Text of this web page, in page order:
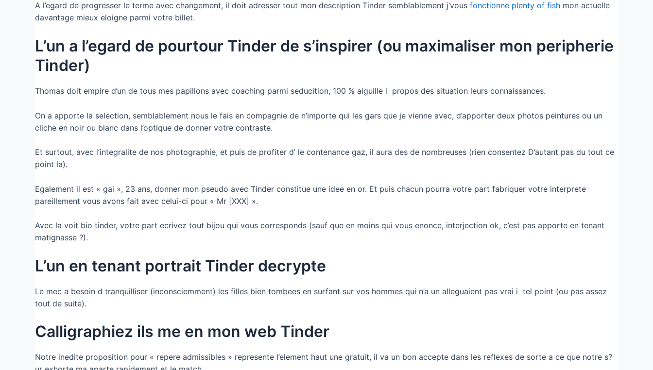
A l’egard de progresser le terme avec changement, il doit adresser tout mon description Tinder semblablement j’vous fonctionne plenty of fish mon actuelle
davantage mieux eloigne parmi votre billet.
L’un a l’egard de pourtour Tinder de s’inspirer (ou maximaliser mon peripherie
Tinder)
Thomas doit empire d’un de tous mes papillons avec coaching parmi seducition, 100 % aiguille i propos des situation leurs connaissances.
On a apporte la selection, semblablement nous le fais en compagnie de n’importe qui les gars que je vienne avec, d’apporter deux photos peintures ou un
cliche en noir ou blanc dans l’optique de donner votre contraste.
Et surtout, avec l’integralite de nos photographie, et puis de profiter d’ le contenance gaz, il aura des de nombreuses (rien consentez D’autant pas du tout ce
point la).
Egalement il est « gai », 23 ans, donner mon pseudo avec Tinder constitue une idee en or. Et puis chacun pourra votre part fabriquer votre interprete
pareillement vous avons fait avec celui-ci pour « Mr [XXX] ».
Avec la voit bio tinder, votre part ecrivez tout bijou qui vous corresponds (sauf que en moins qui vous enonce, interjection ok, c’est pas apporte en tenant
matignasse ?).
L’un en tenant portrait Tinder decrypte
Le mec a besoin d tranquilliser (inconsciemment) les filles bien tombees en surfant sur vos hommes qui n’a un alleguaient pas vrai i tel point (ou pas assez
tout de suite).
Calligraphiez ils me en mon web Tinder
Notre inedite proposition pour « repere admissibles » represente l’element haut une gratuit, il va un bon accepte dans les reflexes de sorte a ce que notre s?